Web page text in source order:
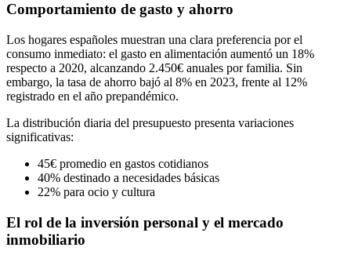
Comportamiento de gasto y ahorro
Los hogares españoles muestran una clara preferencia por el
consumo inmediato: el gasto en alimentación aumentó un 18%
respecto a 2020, alcanzando 2.450€ anuales por familia. Sin
embargo, la tasa de ahorro bajó al 8% en 2023, frente al 12%
registrado en el año prepandémico.
La distribución diaria del presupuesto presenta variaciones
significativas:
45€ promedio en gastos cotidianos
40% destinado a necesidades básicas
22% para ocio y cultura
El rol de la inversión personal y el mercado
inmobiliario